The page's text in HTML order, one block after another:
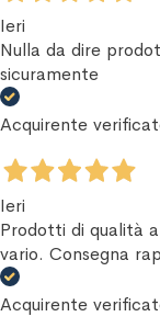
Ieri
Nulla da dire
sicuramente
Acquirente
Ieri
Prodotti di qualità
vario. Consegna
Acquirente